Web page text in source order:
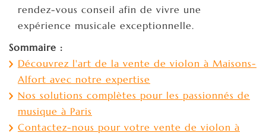
rendez-vous conseil afin de vivre une
expérience musicale exceptionnelle.
Sommaire :
Découvrez l'art de la vente de violon à Maisons-
Alfort avec notre expertise
Nos solutions complètes pour les passionnés de
musique à Paris
Contactez-nous pour votre vente de violon à